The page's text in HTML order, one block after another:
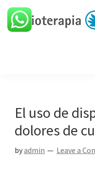
Skip
to
primary
Skip
to
main
Skip
to
primary
Skip
to
footer
El uso de
dolores de
byadmin Leave a